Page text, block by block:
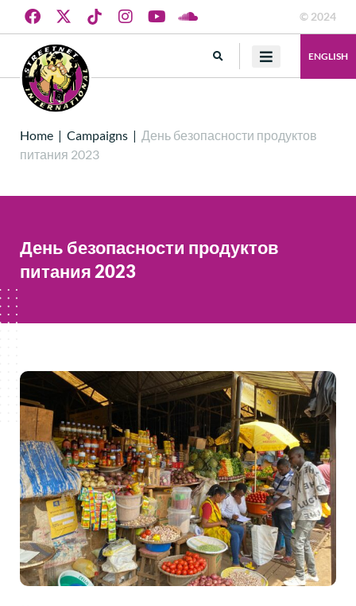
© 2024
ENGLISH
Home | Campaigns | День безопасности продуктов
питания 2023
День безопасности продуктов
питания 2023